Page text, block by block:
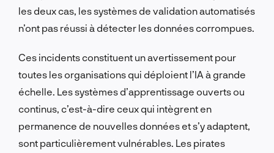
les deux cas, les systèmes de validation automatisés
n’ont pas réussi à détecter les données corrompues.
Ces incidents constituent un avertissement pour
toutes les organisations qui déploient l’IA à grande
échelle. Les systèmes d’apprentissage ouverts ou
continus, c’est-à-dire ceux qui intègrent en
permanence de nouvelles données et s’y adaptent,
sont particulièrement vulnérables. Les pirates